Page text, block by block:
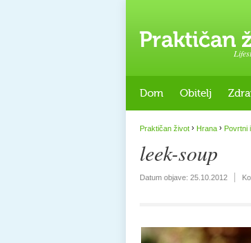
Dom Obitelj
Praktičan život › Hrana › Povrtni
leek-soup
Datum objave: 25.10.2012